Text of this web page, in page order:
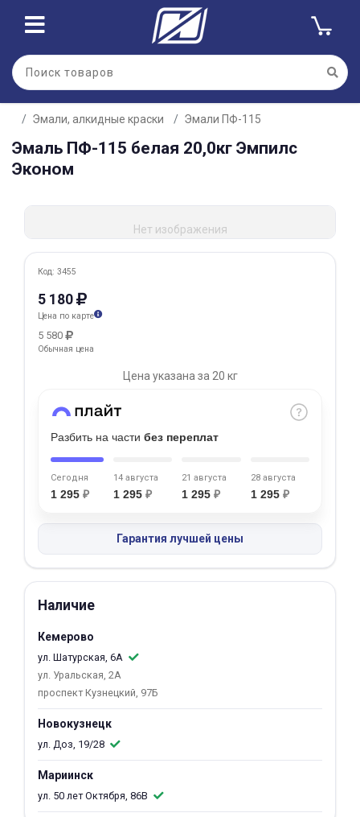
Эмали, алкидные краски Эмали ПФ-115
Эмаль ПФ-115 белая 20,0кг Эмпилс
Эконом
Нет изображения
Код: 3455
5 180
Цена по карте
5 580
Обычная цена
Цена указана за 20 кг
Разбить на части без переплат
Сегодня
1 295 ₽
14 августа
1 295 ₽
21 августа
1 295 ₽
28 августа
1 295 ₽
Гарантия лучшей цены
Наличие
Кемерово
ул. Шатурская, 6А
ул. Уральская, 2А
проспект Кузнецкий, 97Б
Новокузнецк
ул. Доз, 19/28
Мариинск
ул. 50 лет Октября, 86В
Для клиентов всех банков
Разбейте
оплатуна части
Сегодня
25 %
Добавляйте товары
в корзину
Оплачивайте сегодня только
25% картой любого банка
Получайте товар
выбранный способом
Оставшиеся
по25%
Подробнее
об оплате Плайтом